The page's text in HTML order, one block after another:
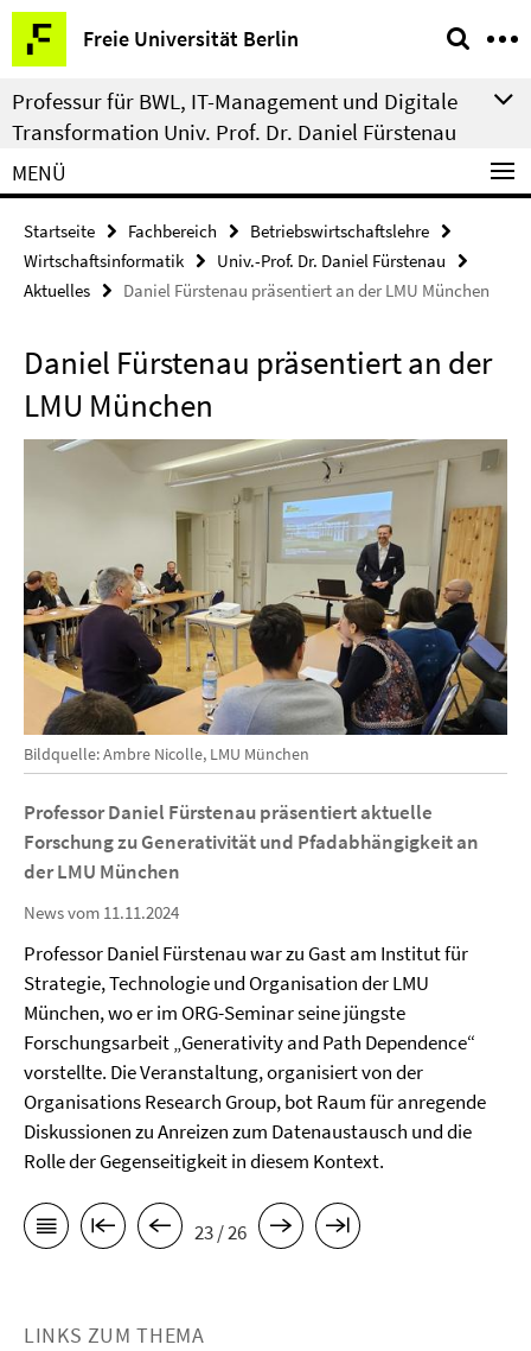
Springe
direkt
zu
Inhalt
Freie Universität Berlin
Service-
Navigation
Professur für BWL, IT-Management und Digitale
Transformation Univ. Prof. Dr. Daniel Fürstenau
MENÜ
Startseite Fachbereich
Betriebswirtschaftslehre
Wirtschaftsinformatik
Univ.-Prof. Dr. Daniel Fürstenau
Aktuelles
Daniel Fürstenau präsentiert an der LMU München
Daniel Fürstenau präsentiert an der
LMU München
Bildquelle: Ambre Nicolle, LMU München
Professor Daniel Fürstenau präsentiert aktuelle
Forschung zu Generativität und Pfadabhängigkeit an
der LMU München
News vom 11.11.2024
Professor Daniel Fürstenau war zu Gast am Institut für
Strategie, Technologie und Organisation der LMU
München, wo er im ORG-Seminar seine jüngste
Forschungsarbeit „Generativity and Path Dependence“
vorstellte. Die Veranstaltung, organisiert von der
Organisations Research Group, bot Raum für anregende
Diskussionen zu Anreizen zum Datenaustausch und die
Rolle der Gegenseitigkeit in diesem Kontext.
23 / 26
LINKS ZUM THEMA